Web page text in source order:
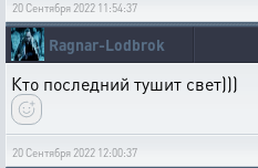
20 Сентября 2022 11:54:37
Ragnar-Lodbrok
Кто последний тушит свет)))
20 Сентября 2022 12:00:37